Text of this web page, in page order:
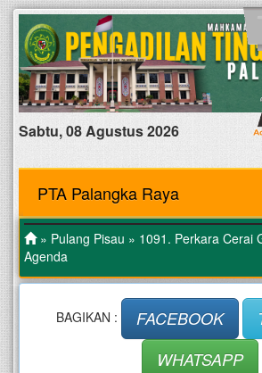
Sabtu, 08 Agustus 2026
PTA Palangka Raya
» Pulang Pisau » 1091. Perkara Cerai
Agenda
BAGIKAN : FACEBOOK
WHATSAPP